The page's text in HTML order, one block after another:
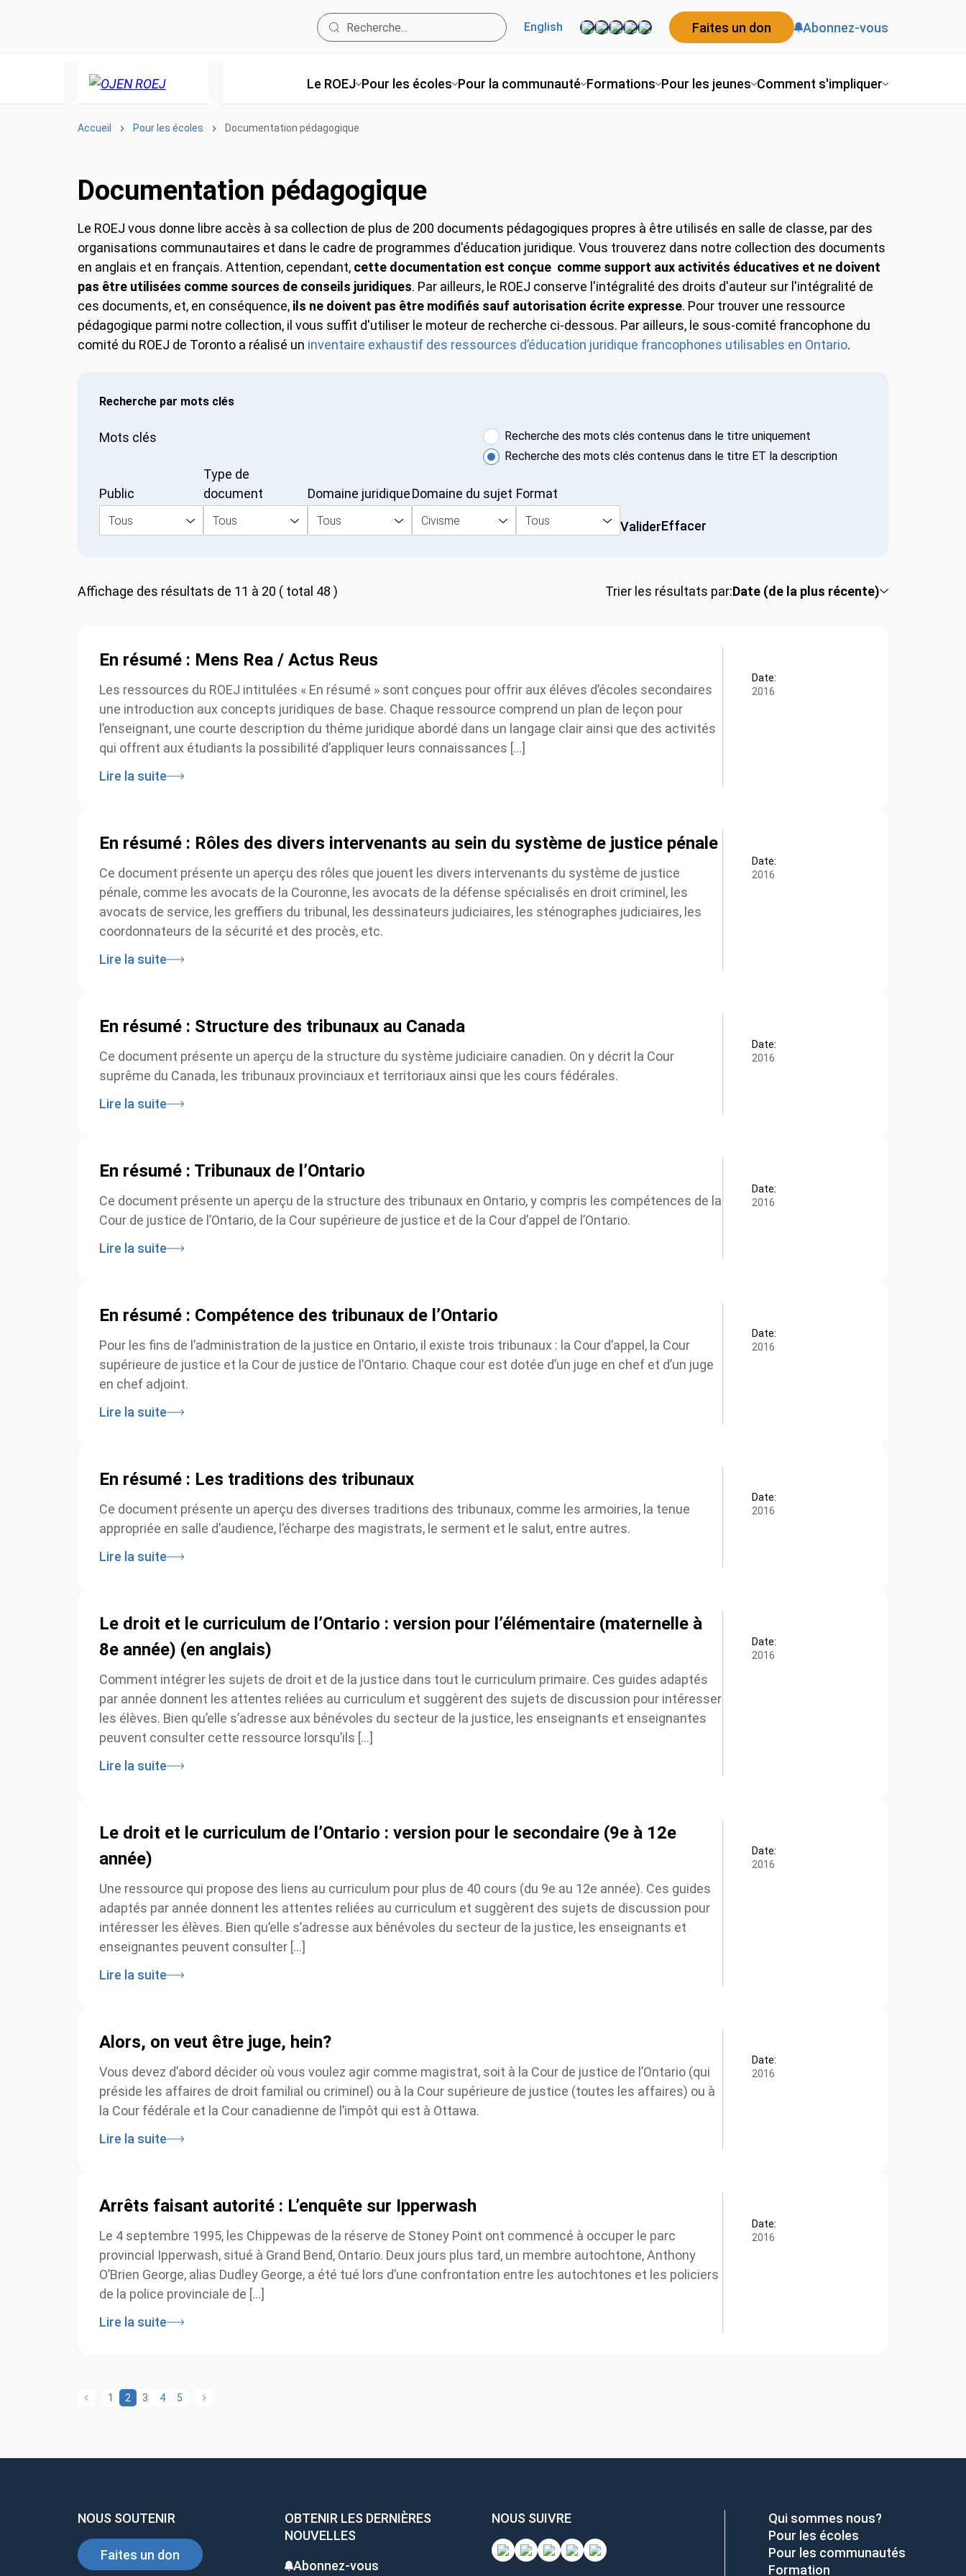
Le ROEJ Pour les écoles Pour la communauté Formations Pour les jeunes Comment s'impliquer
English Faites un don Abonnez-vous
Accueil Pour les écoles Documentation pédagogique
Documentation pédagogique
Le ROEJ vous donne libre accès à sa collection de plus de 200 documents pédagogiques propres à être utilisés en salle de classe, par des
organisations communautaires et dans le cadre de programmes d'éducation juridique. Vous trouverez dans notre collection des documents
en anglais et en français. Attention, cependant,cette documentation est conçue comme support aux activités éducatives et ne doivent
pas être utilisées comme sources de conseils juridiques. Par ailleurs, le ROEJ conserve l'intégralité des droits d'auteur sur l'intégralité de
ces documents, et, en conséquence,ils ne doivent pas être modifiés sauf autorisation écrite expresse. Pour trouver une ressource
pédagogique parmi notre collection, il vous suffit d'utiliser le moteur de recherche ci-dessous. Par ailleurs, le sous-comité francophone du
comité du ROEJ de Toronto a réalisé uninventaire exhaustif des ressources d’éducation juridique francophones utilisables en Ontario.
Recherche par mots clés
Mots clés
Recherche des mots clés contenus dans le titre uniquement
Recherche des mots clés contenus dans le titre ET la description
Public
Tous
Type de
document
Tous
Domaine juridique
Tous
Domaine du sujet
Civisme
Format
Tous ValiderEffacer
Affichage des résultats de 11 à 20 ( total 48 ) Trier les résultats par:Date (de la plus récente)
En résumé : Mens Rea / Actus Reus
Les ressources du ROEJ intitulées « En résumé » sont conçues pour offrir aux éléves d’écoles secondaires
une introduction aux concepts juridiques de base. Chaque ressource comprend un plan de leçon pour
l’enseignant, une courte description du théme juridique abordé dans un langage clair ainsi que des activités
qui offrent aux étudiants la possibilité d’appliquer leurs connaissances […]
Lire la suite
Date:
2016
En résumé : Rôles des divers intervenants au sein du système de justice pénale
Ce document présente un aperçu des rôles que jouent les divers intervenants du système de justice
pénale, comme les avocats de la Couronne, les avocats de la défense spécialisés en droit criminel, les
avocats de service, les greffiers du tribunal, les dessinateurs judiciaires, les sténographes judiciaires, les
coordonnateurs de la sécurité et des procès, etc.
Lire la suite
Date:
2016
En résumé : Structure des tribunaux au Canada
Ce document présente un aperçu de la structure du système judiciaire canadien. On y décrit la Cour
suprême du Canada, les tribunaux provinciaux et territoriaux ainsi que les cours fédérales.
Lire la suite
Date:
2016
En résumé : Tribunaux de l’Ontario
Ce document présente un aperçu de la structure des tribunaux en Ontario, y compris les compétences de la
Cour de justice de l’Ontario, de la Cour supérieure de justice et de la Cour d’appel de l’Ontario.
Lire la suite
Date:
2016
En résumé : Compétence des tribunaux de l’Ontario
Pour les fins de l’administration de la justice en Ontario, il existe trois tribunaux : la Cour d’appel, la Cour
supérieure de justice et la Cour de justice de l’Ontario. Chaque cour est dotée d’un juge en chef et d’un juge
en chef adjoint.
Lire la suite
Date:
2016
En résumé : Les traditions des tribunaux
Ce document présente un aperçu des diverses traditions des tribunaux, comme les armoiries, la tenue
appropriée en salle d’audience, l’écharpe des magistrats, le serment et le salut, entre autres.
Lire la suite
Date:
2016
Le droit et le curriculum de l’Ontario : version pour l’élémentaire (maternelle à
8e année) (en anglais)
Comment intégrer les sujets de droit et de la justice dans tout le curriculum primaire. Ces guides adaptés
par année donnent les attentes reliées au curriculum et suggèrent des sujets de discussion pour intéresser
les élèves. Bien qu’elle s’adresse aux bénévoles du secteur de la justice, les enseignants et enseignantes
peuvent consulter cette ressource lorsqu’ils […]
Lire la suite
Date:
2016
Le droit et le curriculum de l’Ontario : version pour le secondaire (9e à 12e
année)
Une ressource qui propose des liens au curriculum pour plus de 40 cours (du 9e au 12e année). Ces guides
adaptés par année donnent les attentes reliées au curriculum et suggèrent des sujets de discussion pour
intéresser les élèves. Bien qu’elle s’adresse aux bénévoles du secteur de la justice, les enseignants et
enseignantes peuvent consulter […]
Lire la suite
Date:
2016
Alors, on veut être juge, hein?
Vous devez d’abord décider où vous voulez agir comme magistrat, soit à la Cour de justice de l’Ontario (qui
préside les affaires de droit familial ou criminel) ou à la Cour supérieure de justice (toutes les affaires) ou à
la Cour fédérale et la Cour canadienne de l’impôt qui est à Ottawa.
Lire la suite
Date:
2016
Arrêts faisant autorité : L’enquête sur Ipperwash
Le 4 septembre 1995, les Chippewas de la réserve de Stoney Point ont commencé à occuper le parc
provincial Ipperwash, situé à Grand Bend, Ontario. Deux jours plus tard, un membre autochtone, Anthony
O’Brien George, alias Dudley George, a été tué lors d’une confrontation entre les autochtones et les policiers
de la police provinciale de […]
Lire la suite
Date:
2016
3
NOUS SOUTENIR
Faites un don
OBTENIR LES DERNIÈRES
NOUVELLES
Abonnez-vous
NOUS SUIVRE
Qui sommes nous?
Pour les écoles
Pour les communautés
Formation
Bonne nouvelle !
x